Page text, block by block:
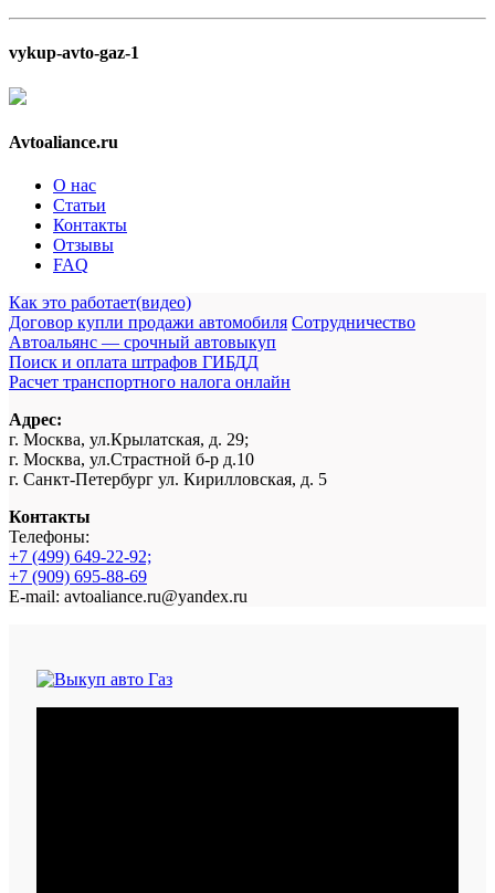
vykup-avto-gaz-1
Avtoaliance.ru
О нас
Статьи
Контакты
Отзывы
FAQ
Как это работает(видео)
Договор купли продажи автомобиля Сотрудничество
Автоальянс — срочный автовыкуп
Поиск и оплата штрафов ГИБДД
Расчет транспортного налога онлайн
Адрес:
г. Москва, ул.Крылатская, д. 29;
г. Москва, ул.Страстной б-р д.10
г. Санкт-Петербург ул. Кирилловская, д. 5
Контакты
Телефоны:
+7 (499) 649-22-92;
+7 (909) 695-88-69
E-mail: avtoaliance.ru@yandex.ru